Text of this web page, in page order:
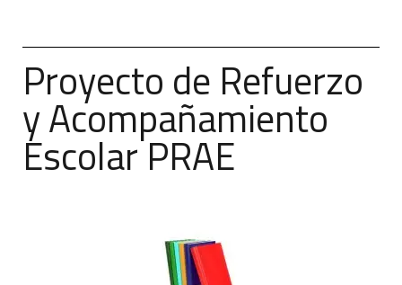
Proyecto de Refuerzo
y Acompañamiento
Escolar PRAE